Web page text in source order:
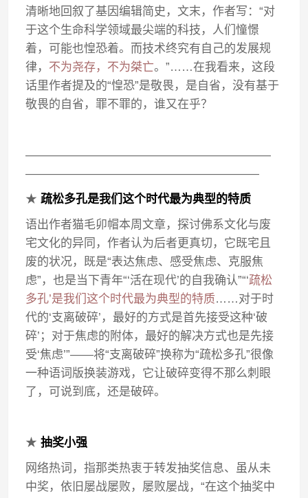
清晰地回叙了基因编辑简史，文末，作者写：“对
于这个生命科学领域最尖端的科技，人们憧憬
着，可能也惶恐着。而技术终究有自己的发展规
律， 不为尧存，不为桀亡。”……在我看来，这段
话里作者提及的“惶恐”是敬畏，是自省，没有基于
敬畏的自省，罪不罪的，谁又在乎？
—————————————————————
————————————————————
★疏松多孔是我们这个时代最为典型的特质
语出作者猫毛卯帽本周文章，探讨佛系文化与废
宅文化的异同，作者认为后者更真切，它既宅且
废的状况，既是“表达焦虑、感受焦虑、克服焦
虑”，也是当下青年“‘活在现代’的自我确认”“‘疏松
多孔’是我们这个时代最为典型的特质……对于时
代的‘支离破碎’，最好的方式是首先接受这种‘破
碎’；对于焦虑的附体，最好的解决方式也是先接
受‘焦虑’”——将“支离破碎”换称为“疏松多孔”很像
一种语词版换装游戏，它让破碎变得不那么刺眼
了，可说到底，还是破碎。
★抽奖小强
网络热词，指那类热衷于转发抽奖信息、虽从未
中奖，依旧屡战屡败，屡败屡战，“在这个抽奖中